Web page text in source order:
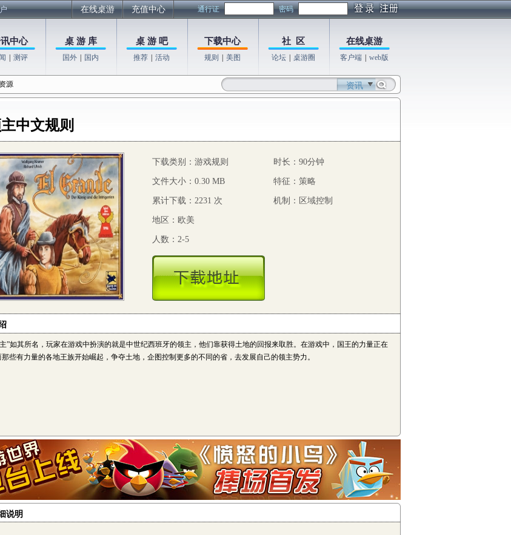
在线桌游 充值中心 通行证 密码
中心
测评
桌 游 库
国外 国内
桌 游 吧
推荐 活动
下载中心
规则 美图
社 区
论坛 桌游圈
在线桌游
客户端 web版
源 资讯
中文规则
下载类别：游戏规则
文件大小：0.30 MB
累计下载：2231 次
地区：欧美
人数：2-5
时长：90分钟
特征：策略
机制：区域控制
”如其所名，玩家在游戏中扮演的就是中世纪西班牙的领主，他们靠获得土地的回报来取胜。在游戏中，国王的力量正在
些有力量的各地王族开始崛起，争夺土地，企图控制更多的不同的省，去发展自己的领主势力。
说明